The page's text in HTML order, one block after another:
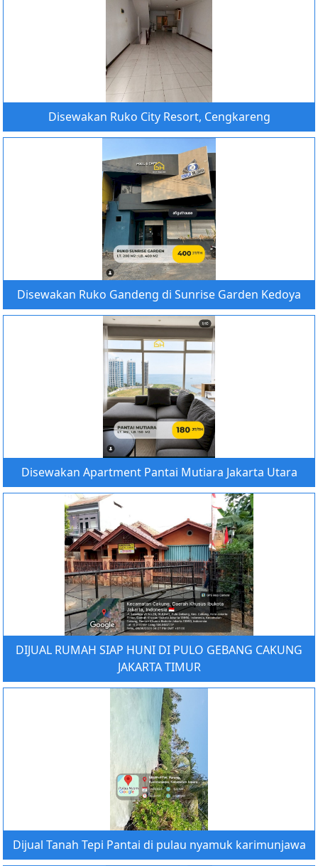
Disewakan Ruko City Resort, Cengkareng
Disewakan Ruko Gandeng di Sunrise Garden Kedoya
Disewakan Apartment Pantai Mutiara Jakarta Utara
DIJUAL RUMAH SIAP HUNI DI PULO GEBANG CAKUNG
JAKARTA TIMUR
Dijual Tanah Tepi Pantai di pulau nyamuk karimunjawa